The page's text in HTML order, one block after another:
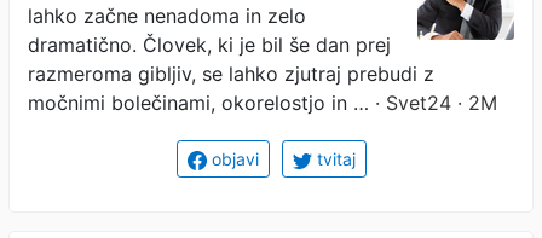
lahko začne nenadoma in zelo
dramatično. Človek, ki je bil še dan prej
razmeroma gibljiv, se lahko zjutraj prebudi z
močnimi bolečinami, okorelostjo in … · Svet24 · 2M
objavi tvitaj